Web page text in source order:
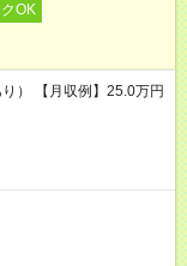
OK
） 【月収例】25.0万円